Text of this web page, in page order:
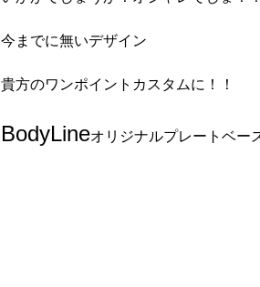
今までに無いデザイン
貴方のワンポイントカスタムに！！
BodyLineオリジナルプレートベー